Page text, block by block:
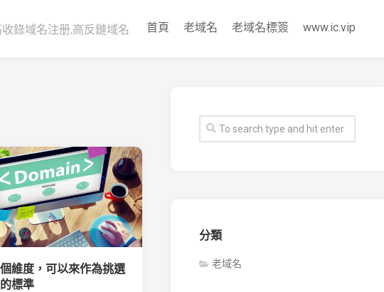
錄域名注册,高反鏈域名 首頁 老域名 老域名標簽 www.ic.vip
維度，可以來作為挑選
標準
分類
老域名